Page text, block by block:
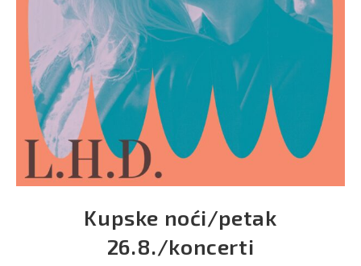
Kupske noći/petak
26.8./koncerti